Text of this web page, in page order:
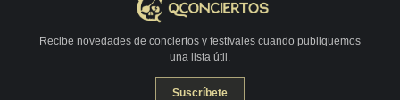
Recibe novedades de conciertos y festivales cuando publiquemos
una lista útil.
Suscríbete